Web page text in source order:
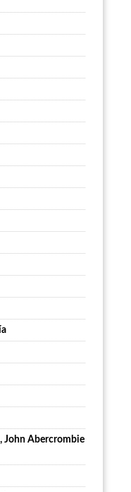
John Abercrombie